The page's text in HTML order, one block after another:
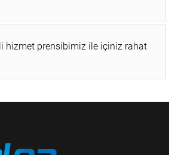
hizmet prensibimiz ile içiniz rahat